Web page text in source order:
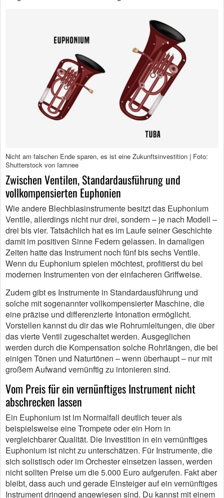
Nicht am falschen Ende sparen, es ist eine Zukunftsinvestition | Foto:
Shutterstock von Iamnee
Zwischen Ventilen, Standardausführung und
vollkompensierten Euphonien
Wie andere Blechblasinstrumente besitzt das Euphonium
Ventile, allerdings nicht nur drei, sondern – je nach Modell –
drei bis vier. Tatsächlich hat es im Laufe seiner Geschichte
damit im positiven Sinne Federn gelassen. In damaligen
Zeiten hatte das Instrument noch fünf bis sechs Ventile.
Wenn du Euphonium spielen möchtest, profitierst du bei
modernen Instrumenten von der einfacheren Griffweise.
Zudem gibt es Instrumente in Standardausführung und
solche mit sogenannter vollkompensierter Maschine, die
eine präzise und differenzierte Intonation ermöglicht.
Vorstellen kannst du dir das wie Rohrumleitungen, die über
das vierte Ventil zugeschaltet werden. Ausgeglichen
werden durch die Kompensation solche Rohrlängen, die bei
einigen Tönen und Naturtönen – wenn überhaupt – nur mit
großem Aufwand vernünftig zu intonieren sind.
Vom Preis für ein vernünftiges Instrument nicht
abschrecken lassen
Ein Euphonium ist im Normalfall deutlich teuer als
beispielsweise eine Trompete oder ein Horn in
vergleichbarer Qualität. Die Investition in ein vernünftiges
Euphonium ist nicht zu unterschätzen. Für Instrumente, die
sich solistisch oder im Orchester einsetzen lassen, werden
nicht sollten Preise um die 5.000 Euro aufgerufen. Fakt aber
bleibt, dass auch und gerade Einsteiger auf ein vernünftiges
Instrument dringend angewiesen sind. Du kannst mit einem